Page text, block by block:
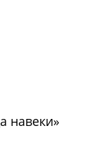
навеки»